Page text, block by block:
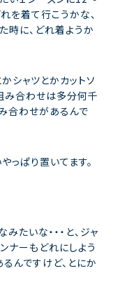
を着て行こうかな、
時に、どれ着ようか
シャツとかカットソ
み合わせは多分何千
合わせがあるんで
っぱり置いてます。
たいな・・・と、ジャ
ナーもどれにしよう
んですけど、とにか